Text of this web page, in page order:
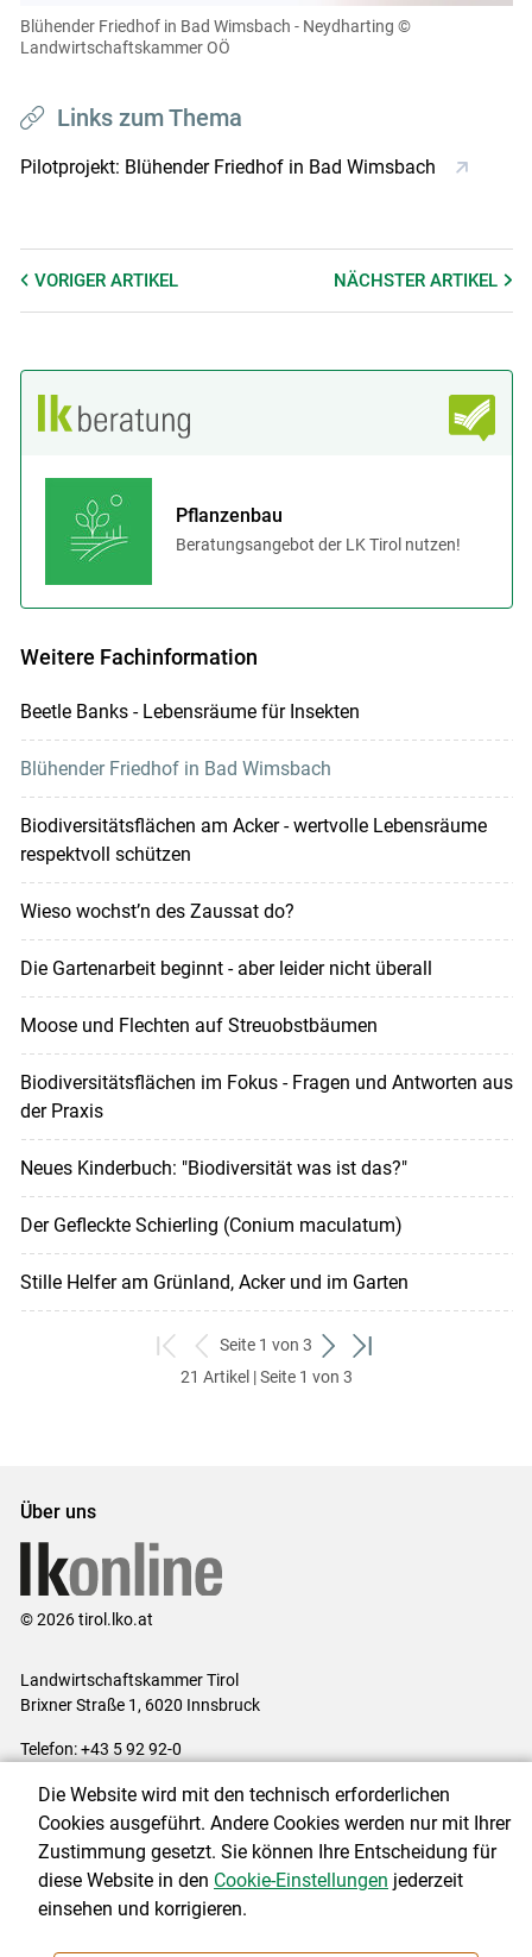
Akzeptieren
Cookies Einstellungen
Blühender Friedhof in Bad Wimsbach - Neydharting ©
Landwirtschaftskammer OÖ
Links zum Thema
Pilotprojekt: Blühender Friedhof in Bad Wimsbach
VORIGER ARTIKEL NÄCHSTERARTIKEL
Pflanzenbau
Beratungsangebot der LK Tirol nutzen!
Weitere Fachinformation
Beetle Banks - Lebensräume für Insekten
Blühender Friedhof in Bad Wimsbach
Biodiversitätsflächen am Acker - wertvolle Lebensräume
respektvoll schützen
Wieso wochst’n des Zaussat do?
Die Gartenarbeit beginnt - aber leider nicht überall
Moose und Flechten auf Streuobstbäumen
Biodiversitätsflächen im Fokus - Fragen und Antworten aus
der Praxis
Neues Kinderbuch: "Biodiversität was ist das?"
Der Gefleckte Schierling (Conium maculatum)
Stille Helfer am Grünland, Acker und im Garten
zum
ersten
zurück
zum
Seite 1 von 3
weiter
zum
zum
21 Artikel | Seite 1 von 3
Über uns
© 2026 tirol.lko.at
Landwirtschaftskammer Tirol
Brixner Straße 1, 6020 Innsbruck
Telefon: +43 5 92 92-0
Impressum|Kontakt|Datenschutzerklärung|Barrierefreiheit|
Cookie-Einstellungen
NEWSLETTER
Die Website wird mit den technisch erforderlichen
Cookies ausgeführt. Andere Cookies werden nur mit Ihrer
Zustimmung gesetzt. Sie können Ihre Entscheidung für
diese Website in den Cookie-Einstellungen jederzeit
einsehen und korrigieren.